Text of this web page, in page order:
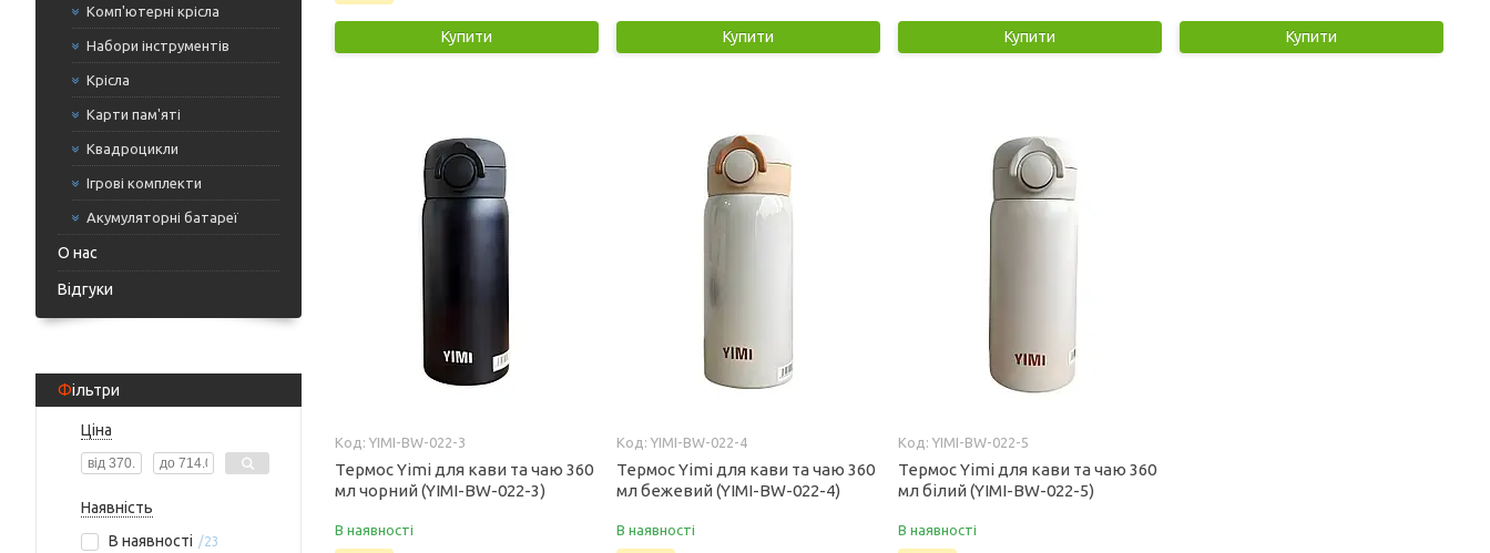
Комп'ютерні крісла
Набори інструментів
Крісла
Карти пам'яті
Квадроцикли
Ігрові комплекти
Акумуляторні батареї
О нас
Відгуки
Фільтри
Ціна
Наявність
В наявності
23
Купити Купити Купити Купити
YIMI-BW-022-3
Термос Yimi для кави та чаю 360
мл чорний (YIMI-BW-022-3)
В наявності
YIMI-BW-022-4
Термос Yimi для кави та чаю 360
мл бежевий (YIMI-BW-022-4)
В наявності
YIMI-BW-022-5
Термос Yimi для кави та чаю 360
мл білий (YIMI-BW-022-5)
В наявності